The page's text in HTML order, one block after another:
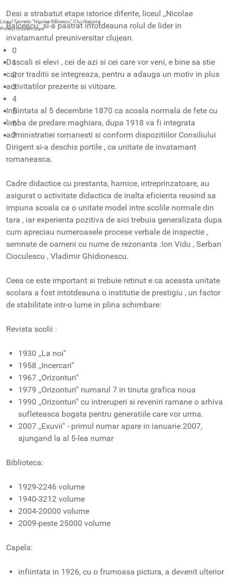
Liceul Teoretic "Nicolae Bălcescu" Cluj-Napoca
Proiect modernizare
0
1
2
3
4
5
6
7
Desi a strabatut etape istorice diferite, liceul ,,Nicolae
Balcescu" si-a pastrat intotdeauna rolul de lider in
invatamantul preuniversitar clujean.
Dascali si elevi , cei de azi si cei care vor veni, e bine sa stie
caror traditii se integreaza, pentru a adauga un motiv in plus
activitatilor prezente si viitoare.
Infiintata al 5 decembrie 1870 ca scoala normala de fete cu
limba de predare maghiara, dupa 1918 va fi integrata
administratiei romanesti si conform dispozitiilor Consiliului
Dirigent si-a deschis portile , ca unitate de invatamant
romaneasca.
Cadre didactice cu prestanta, harnice, intreprinzatoare, au
asigurat o activitate didactica de inalta eficienta reusind sa
impuna scoala ca o unitate model intre scolile normale din
tara , iar experienta pozitiva de aici trebuia generalizata dupa
cum apreciau numeroasele procese verbale de inspectie ,
semnate de oameni cu nume de rezonanta :Ion Vidu , Serban
Cioculescu , Vladimir Ghidionescu.
Ceea ce este important si trebuie retinut e ca aceasta unitate
scolara a fost intotdeauna o institutie de prestigiu , un factor
de stabilitate intr-o lume in plina schimbare:
Revista scolii :
1930 ,,La noi"
1958 ,,Incercari"
1967 ,,Orizonturi"
1979 ,,Orizonturi" numarul 7 in tinuta grafica noua
1990 ,,Orizonturi" cu intreruperi si reveniri ramane o arhiva
sufleteasca bogata pentru generatiile care vor urma.
2007 ,,Exuvii" - primul numar apare in ianuarie 2007,
ajungand la al 5-lea numar
Biblioteca:
1929-2246 volume
1940-3212 volume
2004-20000 volume
2009-peste 25000 volume
Capela:
infiintata in 1926, cu o frumoasa pictura, a devenit ulterior